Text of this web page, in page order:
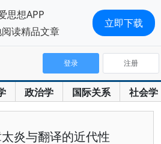
政治学 国际关系 社会学
登录 注册
炎与翻译的近代性
思想APP
读精品文章
立即下载